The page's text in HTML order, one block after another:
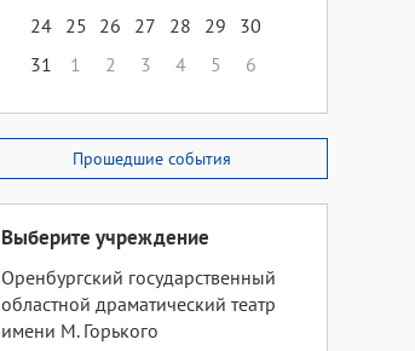
24 25 26 27 28 29
30
31
1 2 3 4 5 6
Прошедшие события
Выберите учреждение
Оренбургский государственный
областной драматический театр
имени М. Горького